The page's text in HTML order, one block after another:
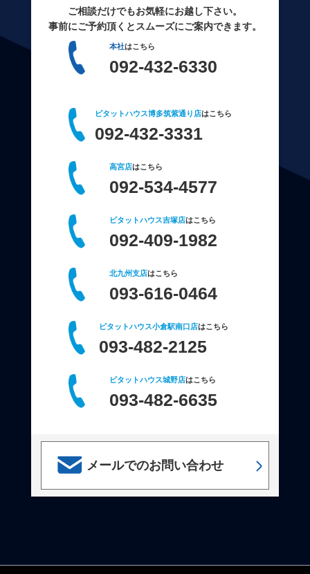
ご相談だけでもお気軽にお越し下さい。
事前にご予約頂くとスムーズにご案内できます。
本社はこちら
092-432-6330
ピタットハウス博多筑紫通り店はこちら
092-432-3331
高宮店はこちら
092-534-4577
ピタットハウス吉塚店はこちら
092-409-1982
北九州支店はこちら
093-616-0464
ピタットハウス小倉駅南口店はこちら
093-482-2125
ピタットハウス城野店はこちら
093-482-6635
メールでのお問い合わせ